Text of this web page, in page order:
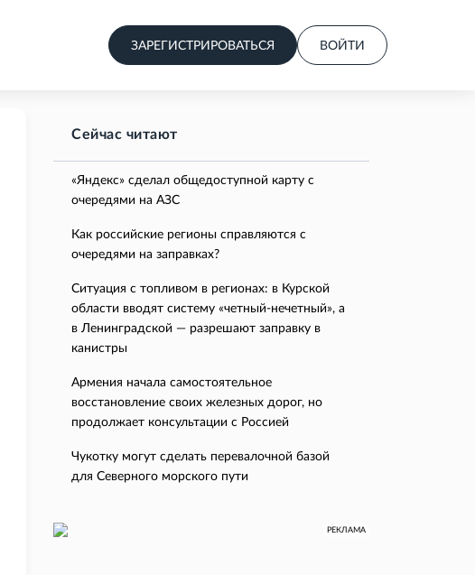
ЗАРЕГИСТРИРОВАТЬСЯ ВОЙТИ
Сейчас читают
«Яндекс» сделал общедоступной карту с
очередями на АЗС
Как российские регионы справляются с
очередями на заправках?
Ситуация с топливом в регионах: в Курской
области вводят систему «четный-нечетный», а
в Ленинградской — разрешают заправку в
канистры
Армения начала самостоятельное
восстановление своих железных дорог, но
продолжает консультации с Россией
Чукотку могут сделать перевалочной базой
для Северного морского пути
РЕКЛАМА